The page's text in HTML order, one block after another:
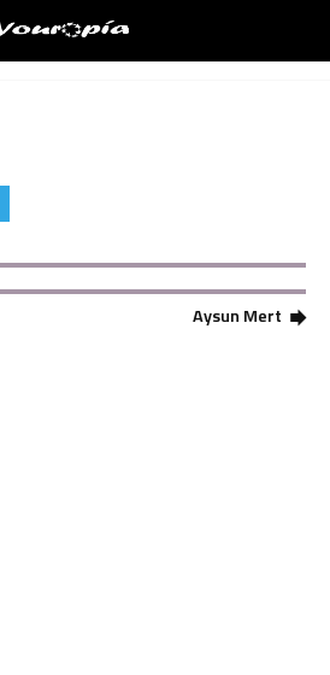
Aysun Mert